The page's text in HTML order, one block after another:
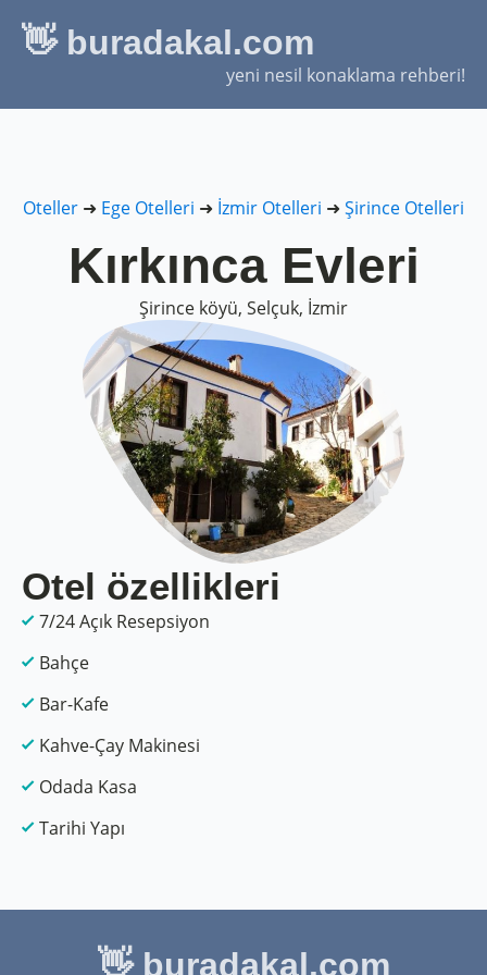
👋 buradakal.com
yeni nesil konaklama rehberi!
Oteller ➜ Ege Otelleri ➜ İzmir Otelleri ➜ Şirince Otelleri
Kırkınca Evleri
Şirince köyü, Selçuk, İzmir
Otel özellikleri
7/24 Açık Resepsiyon
Bahçe
Bar-Kafe
Kahve-Çay Makinesi
Odada Kasa
Tarihi Yapı
👋 buradakal.com